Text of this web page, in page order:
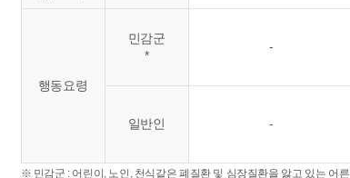
행동요령
민감군
*
-
일반인 -
※ 민감군 : 어린이, 노인, 천식같은 폐질환 및 심장질환을 앓고 있는 어른